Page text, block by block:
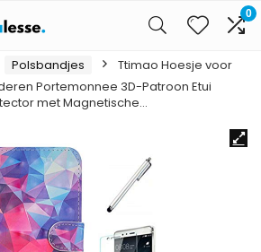
0
Polsbandjes
Ttimao Hoesje voor
Portemonnee 3D-Patroon Etui
met Magnetische…